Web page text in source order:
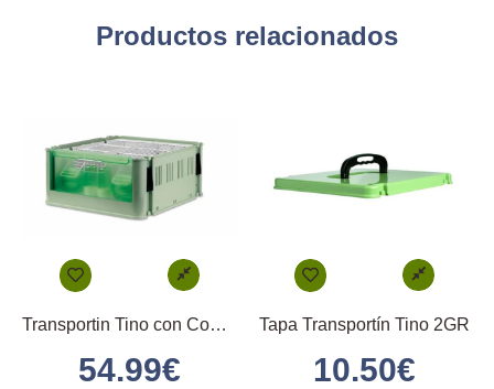
Productos relacionados
Transportin Tino con Comedero Externos
54.99€
Tapa Transportín Tino 2GR
10.50€